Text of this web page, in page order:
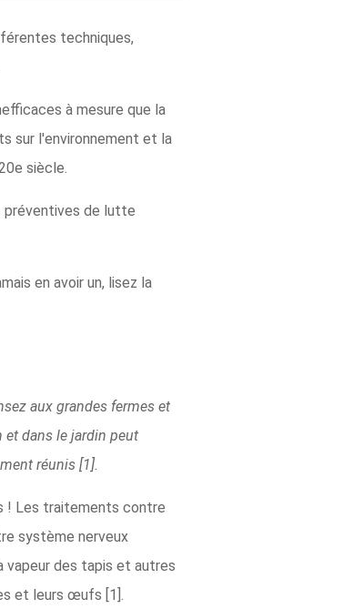
techniques,
à mesure que la
sur l'environnement et la
siècle.
préventives de lutte
en avoir un, lisez la
aux grandes fermes et
et dans le jardin peut
réunis [1].
! Les traitements contre
système nerveux
vapeur des tapis et autres
et leurs œufs [1].